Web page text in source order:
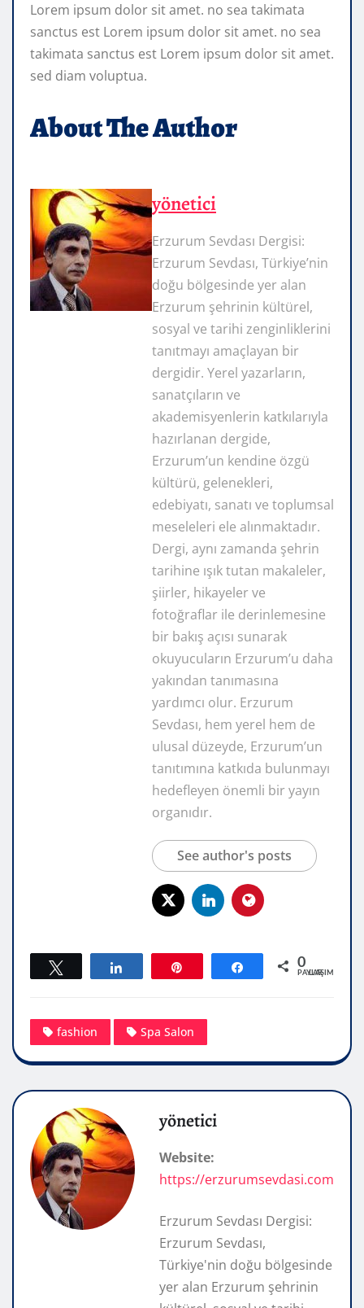
Lorem ipsum dolor sit amet. no sea takimata
sanctus est Lorem ipsum dolor sit amet. no sea
takimata sanctus est Lorem ipsum dolor sit amet.
sed diam voluptua.
About The Author
yönetici
Erzurum Sevdası Dergisi:
Erzurum Sevdası, Türkiye’nin
doğu bölgesinde yer alan
Erzurum şehrinin kültürel,
sosyal ve tarihi zenginliklerini
tanıtmayı amaçlayan bir
dergidir. Yerel yazarların,
sanatçıların ve
akademisyenlerin katkılarıyla
hazırlanan dergide,
Erzurum’un kendine özgü
kültürü, gelenekleri,
edebiyatı, sanatı ve toplumsal
meseleleri ele alınmaktadır.
Dergi, aynı zamanda şehrin
tarihine ışık tutan makaleler,
şiirler, hikayeler ve
fotoğraflar ile derinlemesine
bir bakış açısı sunarak
okuyucuların Erzurum’u daha
yakından tanımasına
yardımcı olur. Erzurum
Sevdası, hem yerel hem de
ulusal düzeyde, Erzurum’un
tanıtımına katkıda bulunmayı
hedefleyen önemli bir yayın
organıdır.
See author's posts
Tweetle Paylaş 0
PAYLAŞIMLAR
fashion Spa Salon
yönetici
Website:
https://erzurumsevdasi.com
Erzurum Sevdası Dergisi:
Erzurum Sevdası,
Türkiye'nin doğu bölgesinde
yer alan Erzurum şehrinin